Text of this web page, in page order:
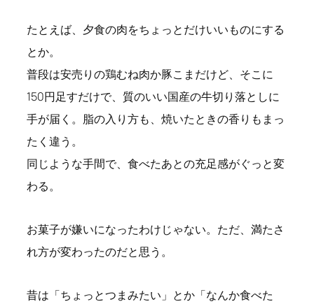
たとえば、夕食の肉をちょっとだけいいものにする
とか。
普段は安売りの鶏むね肉か豚こまだけど、そこに
150円足すだけで、質のいい国産の牛切り落としに
手が届く。脂の入り方も、焼いたときの香りもまっ
たく違う。
同じような手間で、食べたあとの充足感がぐっと変
わる。
お菓子が嫌いになったわけじゃない。ただ、満たさ
れ方が変わったのだと思う。
昔は「ちょっとつまみたい」とか「なんか食べた